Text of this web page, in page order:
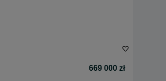
669 000 zł